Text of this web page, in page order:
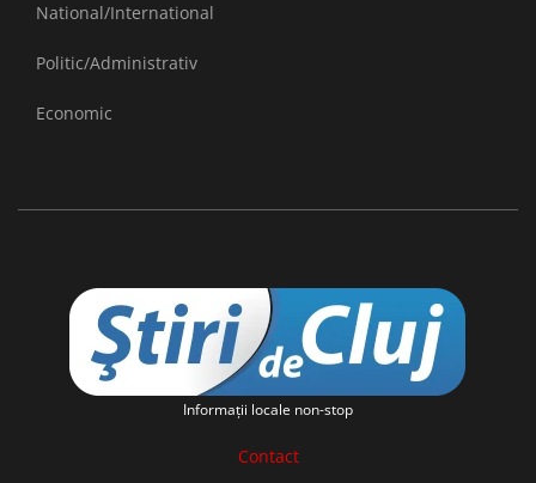
National/International
Politic/Administrativ
Economic
Informaţii locale non-stop
Contact